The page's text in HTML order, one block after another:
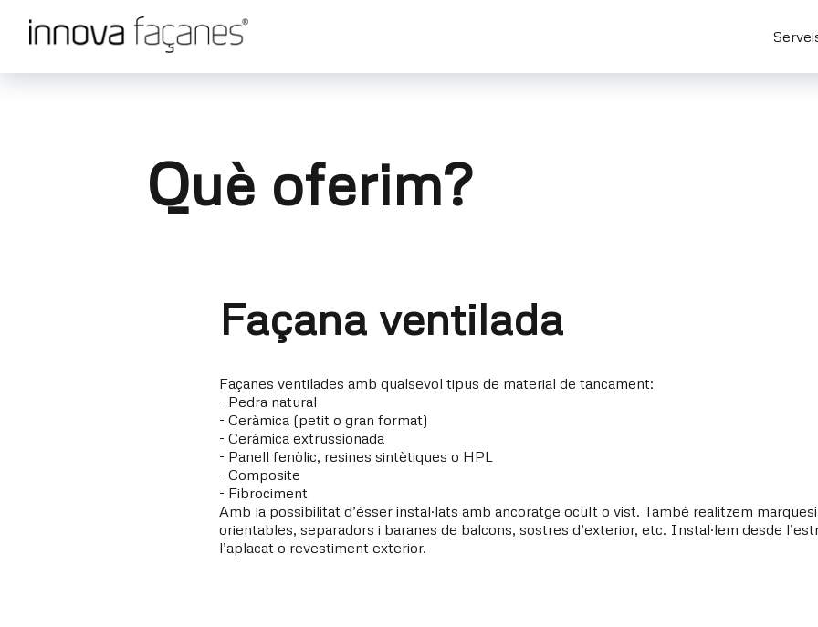
Què oferim?
Façana ventilada
Façanes ventilades amb qualsevol tipus de material de tancament:
- Pedra natural
- Ceràmica (petit o gran format)
- Ceràmica extrussionada
- Panell fenòlic, resines sintètiques o HPL
- Composite
- Fibrociment
Amb la possibilitat d’ésser instal·lats amb ancoratge ocult o vist. També realitzem
orientables, separadors i baranes de balcons, sostres d’exterior, etc. Instal·lem desde
l’aplacat o revestiment exterior.